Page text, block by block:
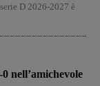
D 2026-2027 è
nell’amichevole